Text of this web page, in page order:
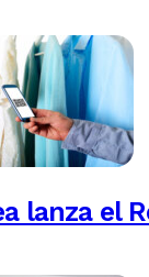
lanza el